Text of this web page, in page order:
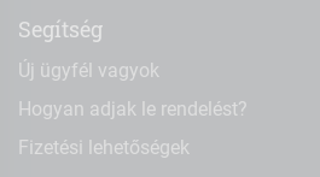
Segítség
Új ügyfél vagyok
Hogyan adjak le rendelést?
Fizetési lehetőségek